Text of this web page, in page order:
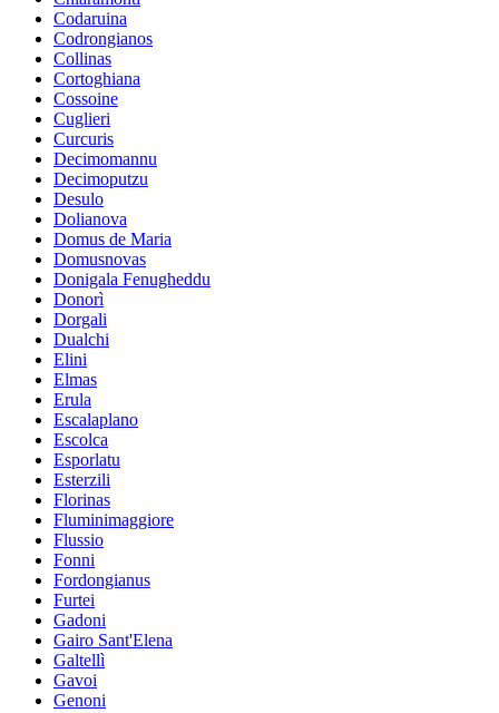
Codaruina
Codrongianos
Collinas
Cortoghiana
Cossoine
Cuglieri
Curcuris
Decimomannu
Decimoputzu
Desulo
Dolianova
Domus de Maria
Domusnovas
Donigala Fenugheddu
Donorì
Dorgali
Dualchi
Elini
Elmas
Erula
Escalaplano
Escolca
Esporlatu
Esterzili
Florinas
Fluminimaggiore
Flussio
Fonni
Fordongianus
Furtei
Gadoni
Gairo Sant'Elena
Galtellì
Gavoi
Genoni